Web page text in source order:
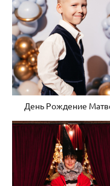
День Рождение